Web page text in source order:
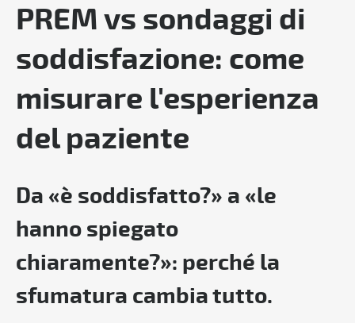
PREM vs sondaggi di
soddisfazione: come
misurare l'esperienza
del paziente
Da «è soddisfatto?» a «le
hanno spiegato
chiaramente?»: perché la
sfumatura cambia tutto.